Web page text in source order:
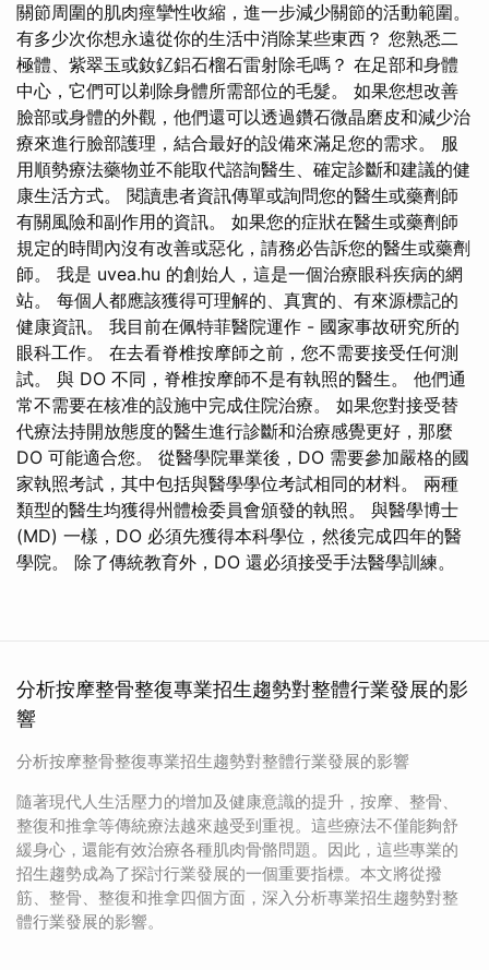
關節周圍的肌肉痙攣性收縮，進一步減少關節的活動範圍。
有多少次你想永遠從你的生活中消除某些東西？ 您熟悉二
極體、紫翠玉或釹釔鋁石榴石雷射除毛嗎？ 在足部和身體
中心，它們可以剃除身體所需部位的毛髮。 如果您想改善
臉部或身體的外觀，他們還可以透過鑽石微晶磨皮和減少治
療來進行臉部護理，結合最好的設備來滿足您的需求。 服
用順勢療法藥物並不能取代諮詢醫生、確定診斷和建議的健
康生活方式。 閱讀患者資訊傳單或詢問您的醫生或藥劑師
有關風險和副作用的資訊。 如果您的症狀在醫生或藥劑師
規定的時間內沒有改善或惡化，請務必告訴您的醫生或藥劑
師。 我是 uvea.hu 的創始人，這是一個治療眼科疾病的網
站。 每個人都應該獲得可理解的、真實的、有來源標記的
健康資訊。 我目前在佩特菲醫院運作 - 國家事故研究所的
眼科工作。 在去看脊椎按摩師之前，您不需要接受任何測
試。 與 DO 不同，脊椎按摩師不是有執照的醫生。 他們通
常不需要在核准的設施中完成住院治療。 如果您對接受替
代療法持開放態度的醫生進行診斷和治療感覺更好，那麼
DO 可能適合您。 從醫學院畢業後，DO 需要參加嚴格的國
家執照考試，其中包括與醫學學位考試相同的材料。 兩種
類型的醫生均獲得州體檢委員會頒發的執照。 與醫學博士
(MD) 一樣，DO 必須先獲得本科學位，然後完成四年的醫
學院。 除了傳統教育外，DO 還必須接受手法醫學訓練。
分析按摩整骨整復專業招生趨勢對整體行業發展的影
響
分析按摩整骨整復專業招生趨勢對整體行業發展的影響
隨著現代人生活壓力的增加及健康意識的提升，按摩、整骨、
整復和推拿等傳統療法越來越受到重視。這些療法不僅能夠舒
緩身心，還能有效治療各種肌肉骨骼問題。因此，這些專業的
招生趨勢成為了探討行業發展的一個重要指標。本文將從撥
筋、整骨、整復和推拿四個方面，深入分析專業招生趨勢對整
體行業發展的影響。